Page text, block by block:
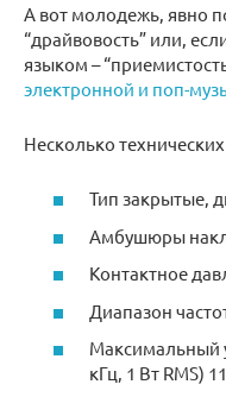
А вот молодежь, явно
“драйвовость” или,
языком –
электронной и поп-
Несколько
Тип закрытые,
Амбушюры
Контактное
Диапазон
Максимальный
кГц, 1 Вт RMS)